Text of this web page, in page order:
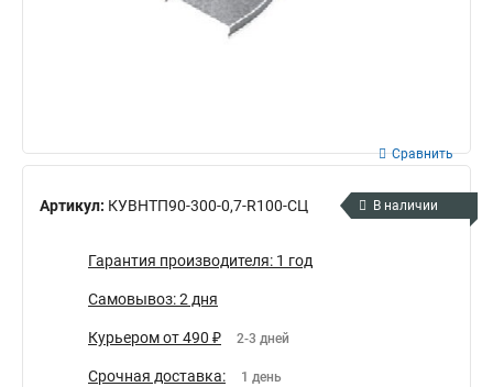
Артикул: КУВНТП90-300-0,7-R100-СЦ
Сравнить
В наличии
Гарантия производителя: 1 год
Самовывоз: 2 дня
Курьером от 490 ₽ 2-3 дней
Срочная доставка: 1 день